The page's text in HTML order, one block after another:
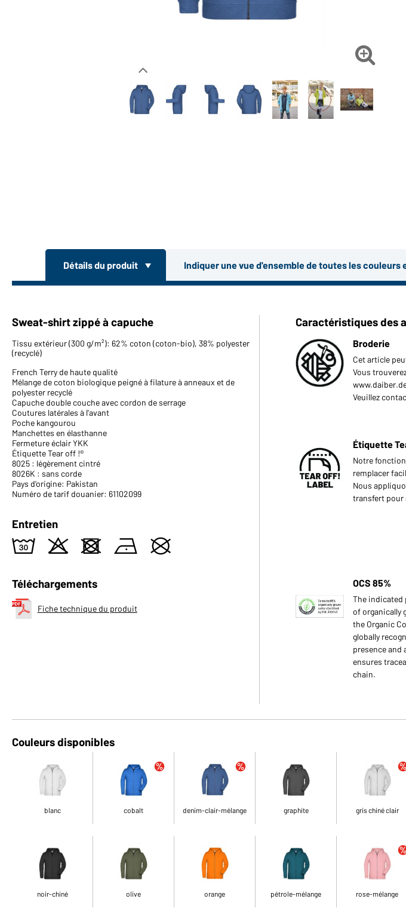

Détails du produit Indiquer une vue d'ensemble de toutes les couleurs
Sweat-shirt zippé à capuche
Tissu extérieur (300 g/m²): 62% coton (coton-bio), 38% polyester
(recyclé)
French Terry de haute qualité
Mélange de coton biologique peigné à filature à anneaux et de
polyester recyclé
Capuche double couche avec cordon de serrage
Coutures latérales à l'avant
Poche kangourou
Manchettes en élasthanne
Fermeture éclair YKK
Étiquette Tear off !®
8025 : légèrement cintré
8026K : sans corde
Pays d'origine: Pakistan
Numéro de tarif douanier: 61102099
Entretien
w o d n U
Téléchargements
Fiche technique du produit
Caractéristiques des
Broderie
Cet article
Vous
Veuillez
Étiquette
Notre
remplacer
Nous
transfert pour
OCS 85%
The indicated
of organically
the Organic
globally
presence and
ensures
chain.
Couleurs disponibles
blanc cobalt denim-clair-mélange graphite gris chiné clair
noir-chiné olive orange pétrole-mélange rose-mélange